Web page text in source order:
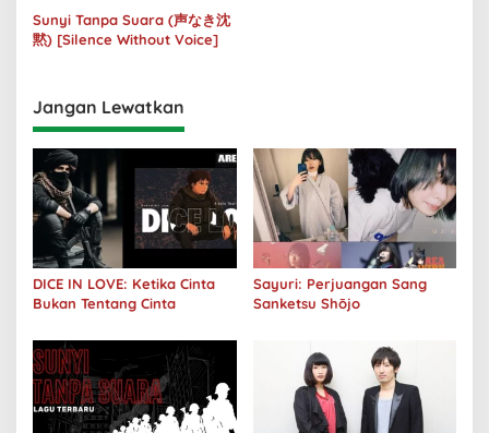
Sunyi Tanpa Suara (声なき沈
黙) [Silence Without Voice]
Jangan Lewatkan
DICE IN LOVE: Ketika Cinta
Bukan Tentang Cinta
Sayuri: Perjuangan Sang
Sanketsu Shōjo